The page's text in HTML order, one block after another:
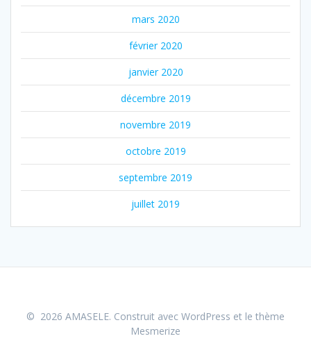
mars 2020
février 2020
janvier 2020
décembre 2019
novembre 2019
octobre 2019
septembre 2019
juillet 2019
© 2026 AMASELE. Construit avec WordPress et le thème
Mesmerize